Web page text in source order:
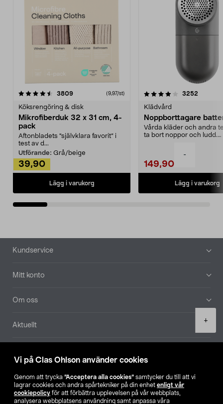
Vi på Clas Ohlson använder cookies
Genom att trycka ”Acceptera alla cookies” samtycker du till att vi
lagrar cookies och andra spårtekniker på din enhet enligt vår
cookiepolicy för att förbättra upplevelsen på vår webbplats,
analysera webbplatsens användning samt anpassa våra
-
+
3809recensioner (9,97/st)
Köksrengöring & disk
Mikrofiberduk 32 x 31 cm, 4-
pack
Aftonbladets "självklara favorit” i
test av d...
Utförande: Grå/beige
39,90
Lägg i varukorg
4.0av 5 stjärnor 3252
Klädvård
Noppborttagare
Vårda kläder och andra
ta bort noppor och ludd.
149,90
Lägg i varukorg
4.5av 5 stjärnor
Sidfot
Kundservice
Mitt konto
Om oss
Aktuellt
Hitta butik
SE NO FI